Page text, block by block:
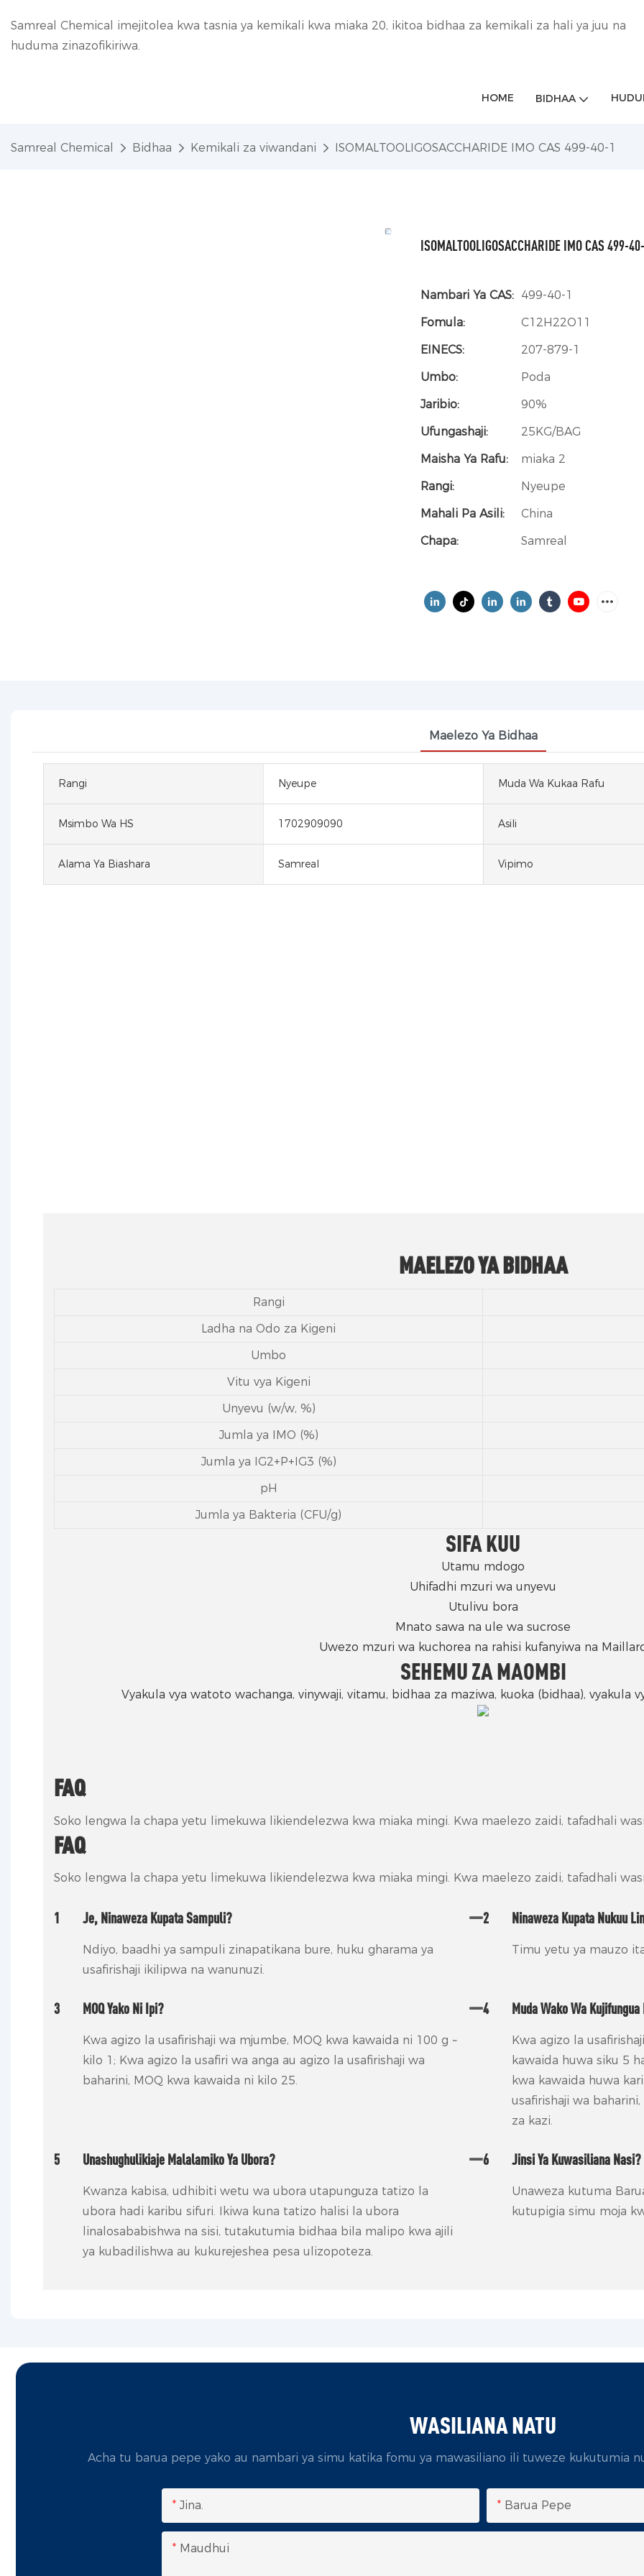
Samreal Chemical imejitolea kwa tasnia ya kemikali kwa miaka 20, ikitoa bidhaa za kemikali za hali ya juu na
huduma zinazofikiriwa.
HOME BIDHAA
Samreal Chemical Bidhaa Kemikali za viwandani ISOMALTOOLIGOSACCHARIDE IMO CAS 499-40-1
ISOMALTOOLIGOSACCHARIDE IMO CAS 499-
Nambari Ya CAS: 499-40-1
Fomula:
C12H22O11
EINECS:
207-879-1
Umbo:
Poda
Jaribio:
90%
Ufungashaji:
25KG/BAG
Maisha Ya Rafu:
miaka 2
Rangi:
Nyeupe
Mahali Pa Asili:
China
Chapa:
Samreal
Maelezo Ya Bidhaa
Rangi Nyeupe Muda Wa Kukaa Rafu
Msimbo Wa HS 1702909090 Asili
Alama Ya Biashara Samreal Vipimo
MAELEZO YA BIDHAA
Rangi
Ladha na Odo za Kigeni
Umbo
Vitu vya Kigeni
Unyevu (w/w, %)
Jumla ya IMO (%)
Jumla ya IG2+P+IG3 (%)
pH
Jumla ya Bakteria (CFU/g)
SIFA KUU
Utamu mdogo
Uhifadhi mzuri wa unyevu
Utulivu bora
Mnato sawa na ule wa sucrose
Uwezo mzuri wa kuchorea na rahisi kufanyiwa na
SEHEMU ZA MAOMBI
Vyakula vya watoto wachanga, vinywaji, vitamu, bidhaa za maziwa, kuoka (bidhaa), vyakula
FAQ
Soko lengwa la chapa yetu limekuwa likiendelezwa kwa miaka mingi. Kwa maelezo zaidi, tafadhali
FAQ
Soko lengwa la chapa yetu limekuwa likiendelezwa kwa miaka mingi. Kwa maelezo zaidi, tafadhali
1 Je, Ninaweza Kupata Sampuli?
Ndiyo, baadhi ya sampuli zinapatikana bure, huku gharama ya
usafirishaji ikilipwa na wanunuzi.
2 Ninaweza Kupata Nukuu
Timu yetu ya mauzo
3 MOQ Yako Ni Ipi?
Kwa agizo la usafirishaji wa mjumbe, MOQ kwa kawaida ni 100 g ~
kilo 1; Kwa agizo la usafiri wa anga au agizo la usafirishaji wa
baharini, MOQ kwa kawaida ni kilo 25.
4 Muda Wako Wa Kujifungua
Kwa agizo la
kawaida huwa siku 5
kwa kawaida huwa
usafirishaji wa
za kazi.
5 Unashughulikiaje Malalamiko Ya Ubora?
Kwanza kabisa, udhibiti wetu wa ubora utapunguza tatizo la
ubora hadi karibu sifuri. Ikiwa kuna tatizo halisi la ubora
linalosababishwa na sisi, tutakutumia bidhaa bila malipo kwa ajili
ya kubadilishwa au kukurejeshea pesa ulizopoteza.
6 Jinsi Ya Kuwasiliana Nasi?
Unaweza kutuma
kutupigia simu moja
WASILIANA NATU
Acha tu barua pepe yako au nambari ya simu katika fomu ya mawasiliano ili tuweze kukutumia
Jina. Barua Pepe
Maudhui